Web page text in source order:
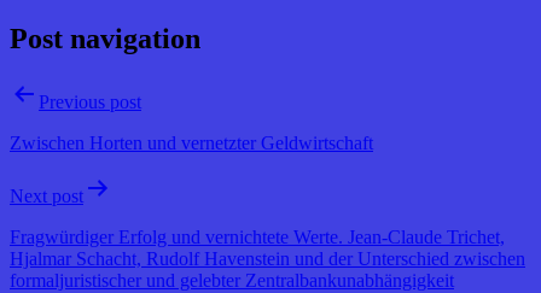
Post navigation
Previous post
Zwischen Horten und vernetzter Geldwirtschaft
Next post
Fragwürdiger Erfolg und vernichtete Werte. Jean-Claude Trichet,
Hjalmar Schacht, Rudolf Havenstein und der Unterschied zwischen
formaljuristischer und gelebter Zentralbankunabhängigkeit